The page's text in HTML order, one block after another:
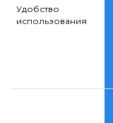
Удобство
использования